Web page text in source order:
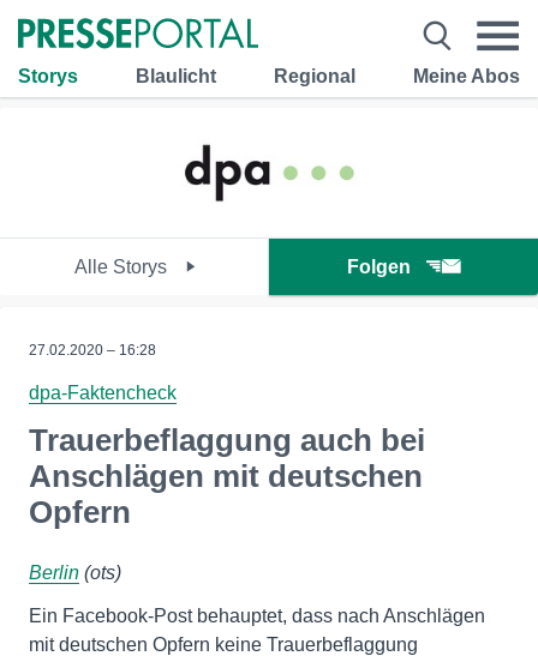
Storys Blaulicht Regional Meine Abos
Alle Storys Folgen
27.02.2020 – 16:28
dpa-Faktencheck
Trauerbeflaggung auch bei
Anschlägen mit deutschen
Opfern
Berlin (ots)
Ein Facebook-Post behauptet, dass nach Anschlägen
mit deutschen Opfern keine Trauerbeflaggung